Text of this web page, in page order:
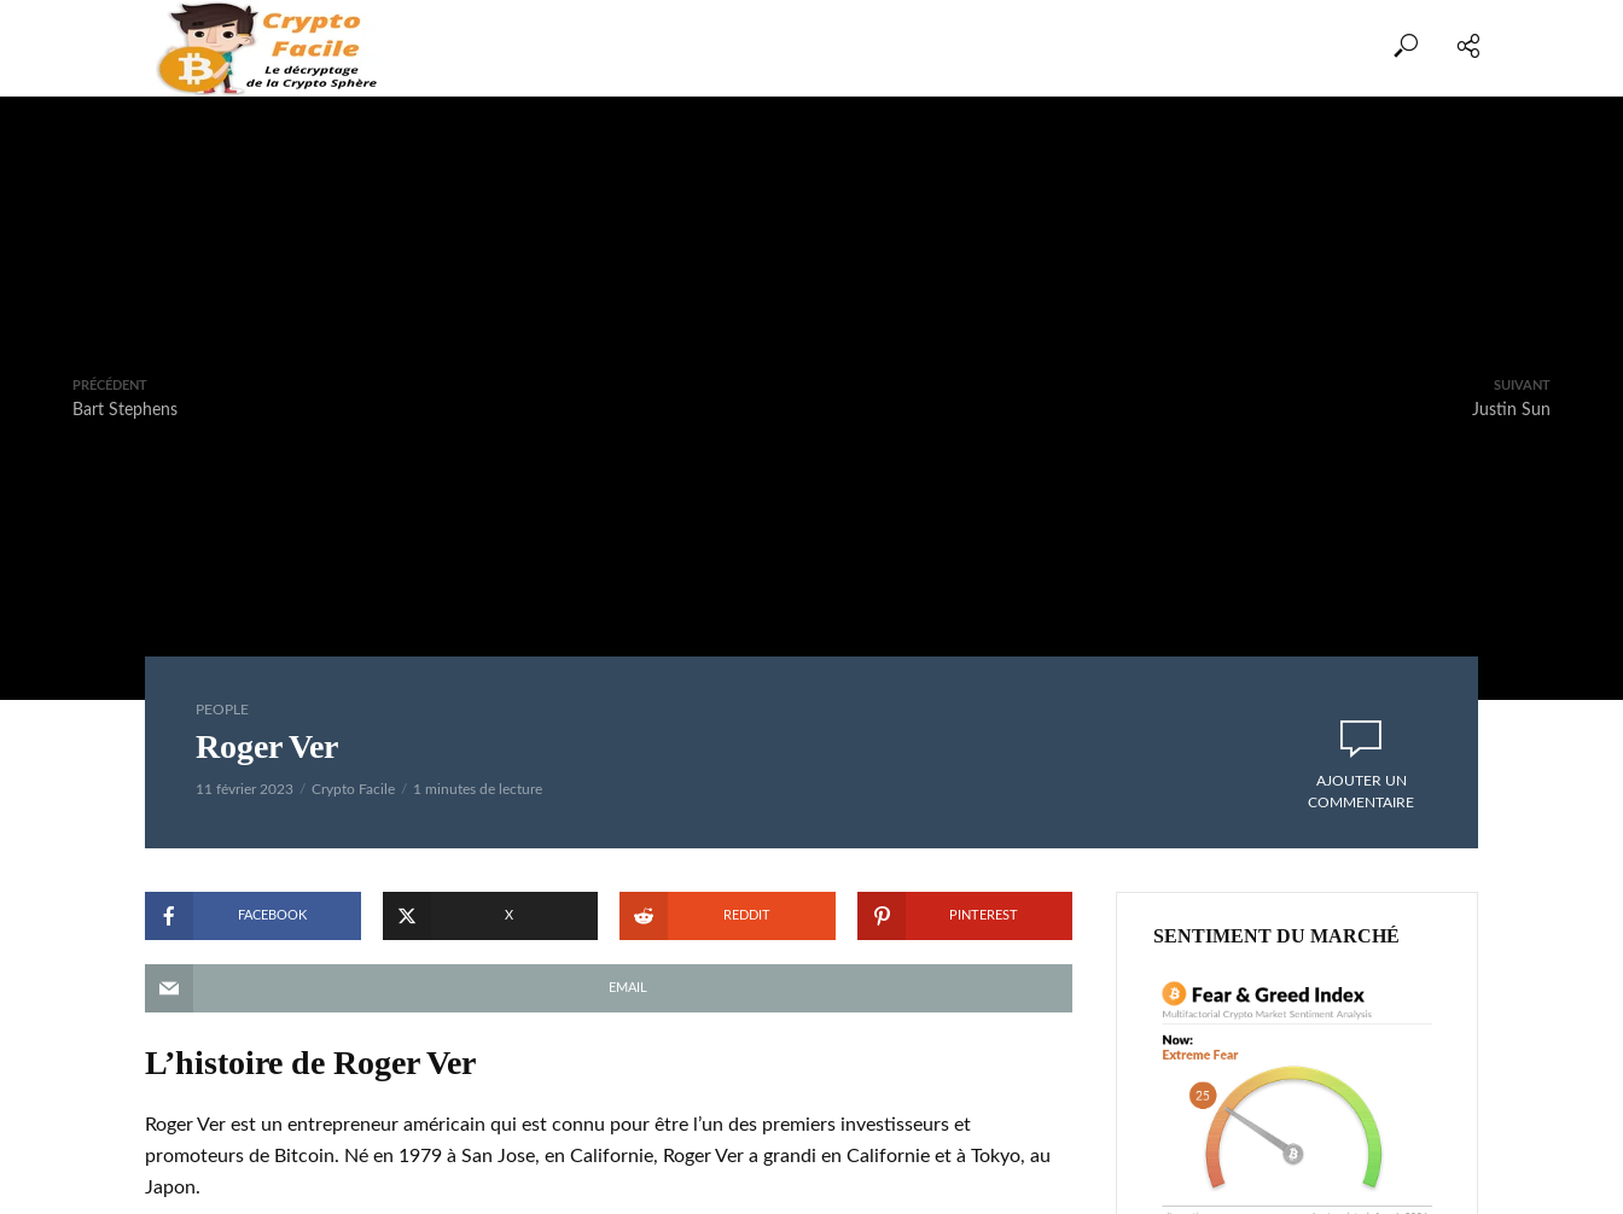
PRÉCÉDENT
Bart Stephens
SUIVANT
Justin Sun
PEOPLE
Roger Ver
11 février 2023 Crypto Facile 1 minutes de lecture
AJOUTER UN
COMMENTAIRE
FACEBOOK X REDDIT PINTEREST
EMAIL
L’histoire de Roger Ver
Roger Ver est un entrepreneur américain qui est connu pour être l’un des premiers investisseurs et
promoteurs de Bitcoin. Né en 1979 à San Jose, en Californie, Roger Ver a grandi en Californie et à Tokyo, au
Japon.
SENTIMENT DU MARCHÉ